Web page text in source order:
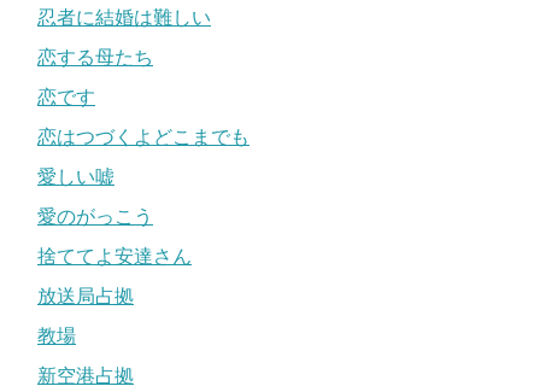
忍者に結婚は難しい
恋する母たち
恋です
恋はつづくよどこまでも
愛しい嘘
愛のがっこう
捨ててよ安達さん
放送局占拠
教場
新空港占拠